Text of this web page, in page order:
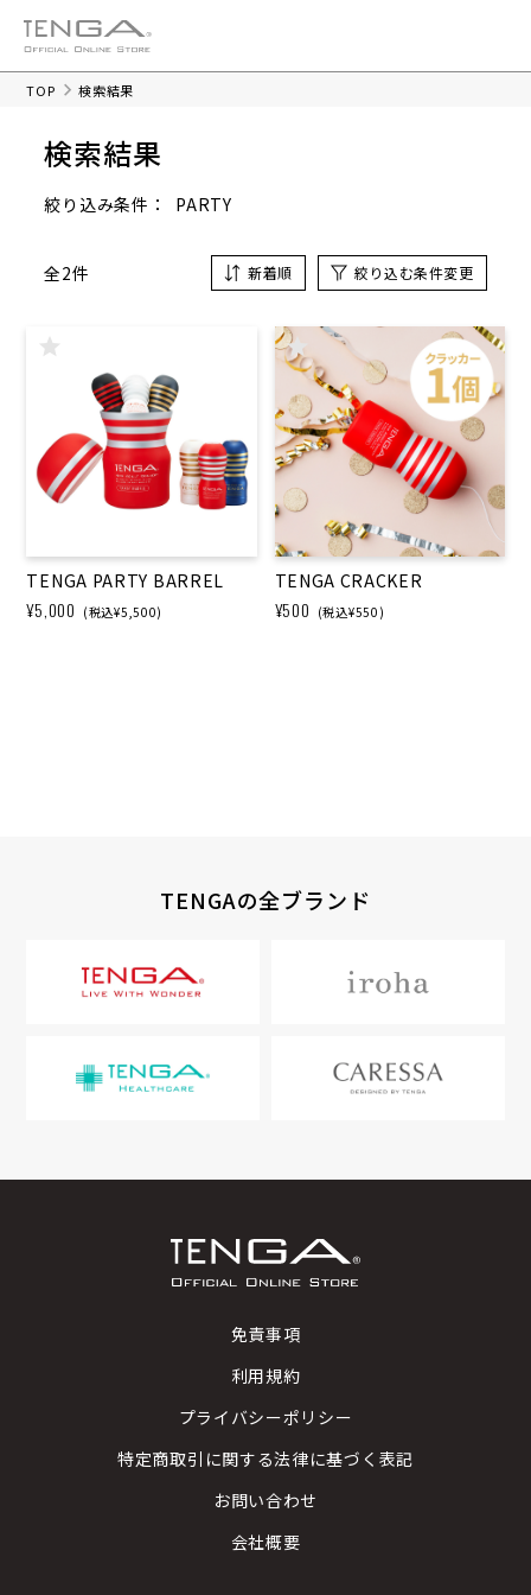
TOP 検索結果
検索結果
絞り込み条件： PARTY
全2件 新着順 絞り込む条件変更
TENGA PARTY BARREL
¥5,000 (税込¥5,500)
TENGA CRACKER
¥500 (税込¥550)
TENGAの全ブランド
免責事項
利用規約
プライバシーポリシー
特定商取引に関する法律に基づく表記
お問い合わせ
会社概要